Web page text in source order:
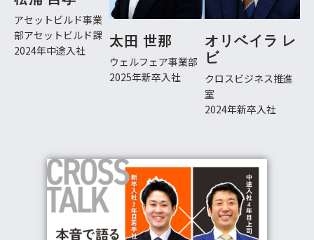
アセットビルド事業
部アセットビルド課
2024年中途入社
太田 世那
ウェルフェア事業部
2025年新卒入社
オリベイラ レ
ビ
クロスビジネス推進
室
2024年新卒入社